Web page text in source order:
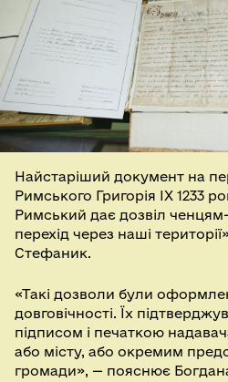
Найстаріший документ на
Римського Григорія IX 1233
Римський дає дозвіл
перехід через наші
Стефаник.
«Такі дозволи були
довговічності. Їх
підписом і печаткою
або місту, або окремим
громади», — пояснює